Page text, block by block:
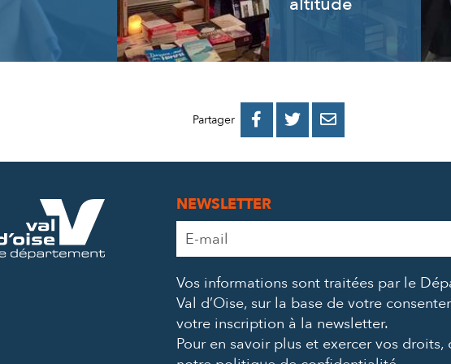
Partager 
PARTAGER
PARTAGER
PARTAGER
NEWSLETTER
Adresse
e-
*
Vos informations sont traitées par le
Val d’Oise, sur la base de votre
votre inscription à la newsletter.
Pour en savoir plus et exercer vos droits,